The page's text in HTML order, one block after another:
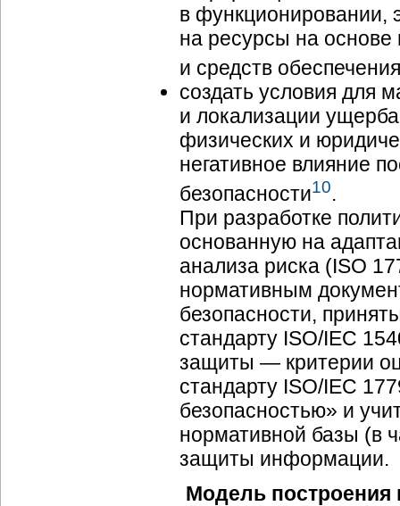
в функционировании,
на ресурсы на основе
и средств
создать условия для
и локализации
физических и
негативное влияние
безопасности10.
При разработке
основанную на
анализа риска (ISO
нормативным
безопасности,
стандарту ISO/IEC
защиты — критерии
стандарту ISO/IEC
безопасностью» и
нормативной базы (в
защиты информации.
Модель